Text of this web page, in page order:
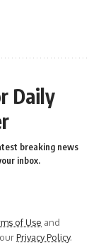
Daily
breaking news
inbox.
of Use and
Privacy Policy.